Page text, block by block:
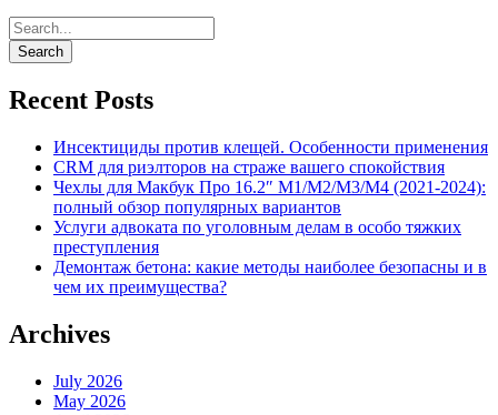
Recent Posts
Инсектициды против клещей. Особенности применения
CRM для риэлторов на страже вашего спокойствия
Чехлы для Макбук Про 16.2″ M1/M2/M3/M4 (2021-2024):
полный обзор популярных вариантов
Услуги адвоката по уголовным делам в особо тяжких
преступления
Демонтаж бетона: какие методы наиболее безопасны и в
чем их преимущества?
Archives
July 2026
May 2026